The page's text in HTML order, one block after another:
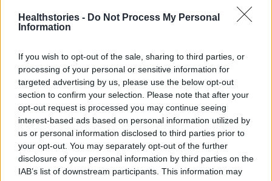
Healthstories - Do Not Process My Personal
Information
If you wish to opt-out of the sale, sharing to third parties, or
processing of your personal or sensitive information for
targeted advertising by us, please use the below opt-out
section to confirm your selection. Please note that after your
opt-out request is processed you may continue seeing
interest-based ads based on personal information utilized by
us or personal information disclosed to third parties prior to
your opt-out. You may separately opt-out of the further
disclosure of your personal information by third parties on the
IAB’s list of downstream participants. This information may
healthstories